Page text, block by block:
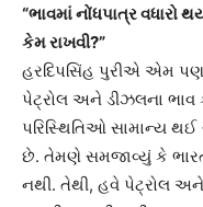
“ભાવમાં નોંધપાત્ર વધારો
કેમ રાખવી?”
હરદિપસિંહ પુરીએ એમ
પેટ્રોલ અને ડીઝલના ભાવ
પરિસ્થિતિઓ સામાન્ય
છે. તેમણે સમજાવ્યું કે
નથી. તેથી, હવે પેટ્રોલ અને